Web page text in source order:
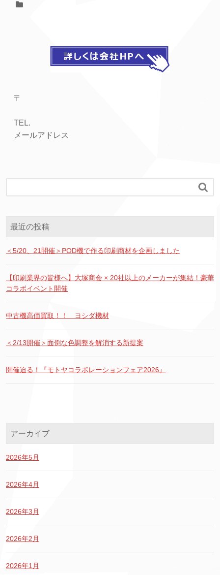
〒
TEL.
メールアドレス

最近の投稿
＜5/20、21開催＞POD機で作る印刷商材を企画しました
【印刷業界の皆様へ】大塚商会 × 20社以上のメーカーが集結！豪華
コラボイベント開催
中古機高価買取！！ ヨシダ機材
＜2/13開催＞面倒な色調整を解消する新提案
開催迫る！『モトヤコラボレーションフェア2026』
アーカイブ
2026年5月
2026年4月
2026年3月
2026年2月
2026年1月